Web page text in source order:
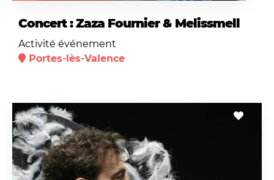
Concert : Zaza Fournier & Melissmell
Activité événement
Portes-lès-Valence